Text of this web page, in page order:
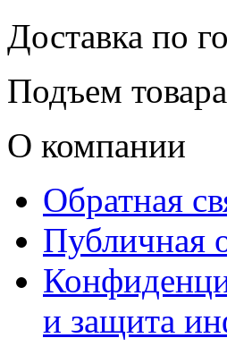
Доставка по
Подъем
О компании
Обратная
Публичная
и защита